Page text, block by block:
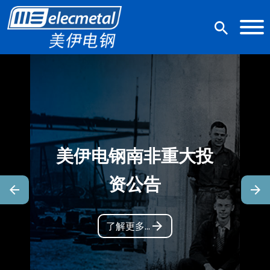
美伊电钢南非重大投
资公告
了解更多...